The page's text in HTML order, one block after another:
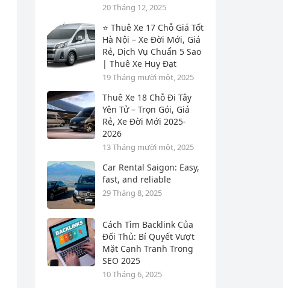
20 Tháng 12, 2025
⭐ Thuê Xe 17 Chỗ Giá Tốt
Hà Nội – Xe Đời Mới, Giá
Rẻ, Dịch Vụ Chuẩn 5 Sao
| Thuê Xe Huy Đạt
19 Tháng mười một, 2025
Thuê Xe 18 Chỗ Đi Tây
Yên Tử – Trọn Gói, Giá
Rẻ, Xe Đời Mới 2025-
2026
13 Tháng mười một, 2025
Car Rental Saigon: Easy,
fast, and reliable
29 Tháng 8, 2025
Cách Tìm Backlink Của
Đối Thủ: Bí Quyết Vượt
Mặt Cạnh Tranh Trong
SEO 2025
10 Tháng 6, 2025